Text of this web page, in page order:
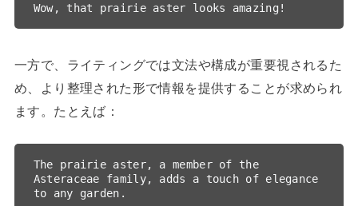
一方で、ライティングでは文法や構成が重要視されるた
め、より整理された形で情報を提供することが求められ
ます。たとえば：
The prairie aster, a member of the
Asteraceae family, adds a touch of elegance